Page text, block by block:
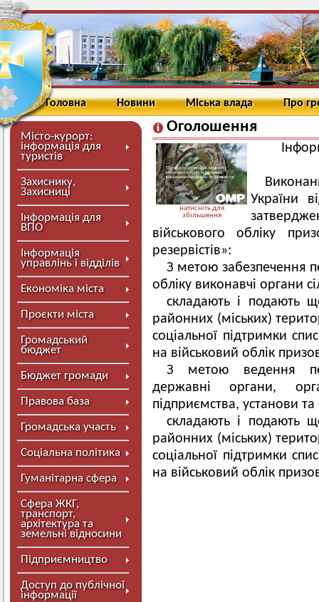
Головна Новини Міська влада Про
Місто-курорт:
інформація для
туристів
Захиснику,
Захисниці
Інформація для
ВПО
Інформація
управлінь і відділів
Економіка міста
Проєкти міста
Громадський
бюджет
Бюджет громади
Правова база
Громадська участь
Соціальна політика
Гуманітарна сфера
Сфера ЖКГ,
транспорт,
архітектура та
земельні відносини
Підприємництво
Доступ до публічної
інформації
Оголошення
натисніть для
збільшення
України
військового обліку
резервістів»:
З метою забезпечення
обліку виконавчі органи
складають і подають
районних (міських)
соціальної підтримки
на військовий облік
З метою ведення
державні органи,
підприємства, установи та
складають і подають
районних (міських)
соціальної підтримки
на військовий облік